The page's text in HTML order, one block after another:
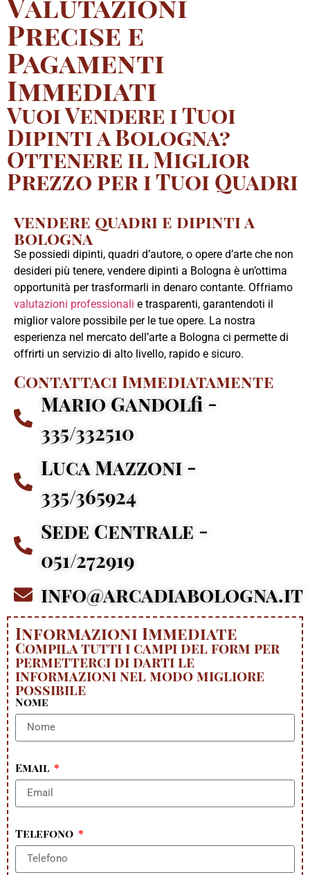
Precise e
Pagamenti
Immediati
Vuoi Vendere i Tuoi
Dipinti a Bologna?
Ottenere il Miglior
Prezzo per i Tuoi Quadri
vendere quadri e dipinti a
bologna
Se possiedi dipinti, quadri d’autore, o opere d’arte che non
desideri più tenere, vendere dipinti a Bologna è un’ottima
opportunità per trasformarli in denaro contante. Offriamo
valutazioni professionali e trasparenti, garantendoti il
miglior valore possibile per le tue opere. La nostra
esperienza nel mercato dell’arte a Bologna ci permette di
offrirti un servizio di alto livello, rapido e sicuro.
Contattaci Immediatamente
Mario Gandolfi -
335/332510
Luca Mazzoni -
335/365924
Sede Centrale -
051/272919
info@arcadiabologna.it
Informazioni Immediate
Compila tutti i campi del form per
permetterci di darti le
informazioni nel modo migliore
possibile
Nome
Email
Telefono